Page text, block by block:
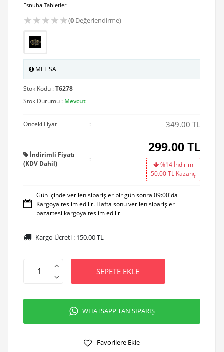
Esnuha Tabletler
★★★★★(0Değerlendirme)
MELiSA
Stok Kodu :T6278
Stok Durumu : Mevcut
Önceki Fiyat : 349.00 TL
İndirimli Fiyatı
(KDV Dahil)
:
299.00TL
%14 İndirim
50.00TL Kazanç
Gün içinde verilen siparişler bir gün sonra 09:00'da
Kargoya teslim edilir. Hafta sonu verilen siparişler
pazartesi kargoya teslim edilir
Kargo Ücreti : 150.00TL
SEPETE EKLE
WHATSAPP'TAN SİPARİŞ
Favorilere Ekle